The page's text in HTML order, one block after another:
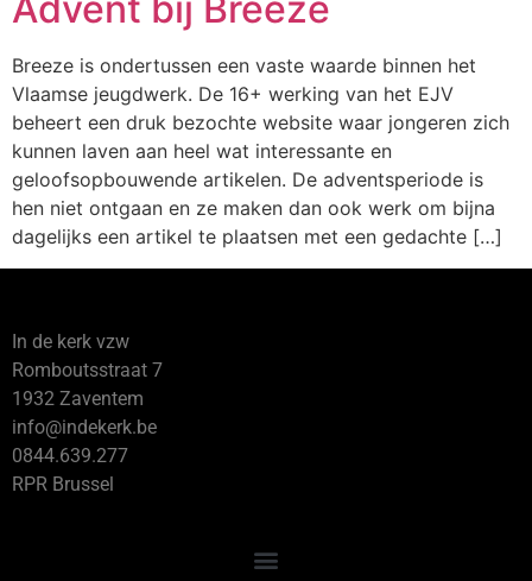
Advent bij Breeze
Breeze is ondertussen een vaste waarde binnen het
Vlaamse jeugdwerk. De 16+ werking van het EJV
beheert een druk bezochte website waar jongeren zich
kunnen laven aan heel wat interessante en
geloofsopbouwende artikelen. De adventsperiode is
hen niet ontgaan en ze maken dan ook werk om bijna
dagelijks een artikel te plaatsen met een gedachte […]
In de kerk vzw
Romboutsstraat 7
1932 Zaventem
info@indekerk.be
0844.639.277
RPR Brussel